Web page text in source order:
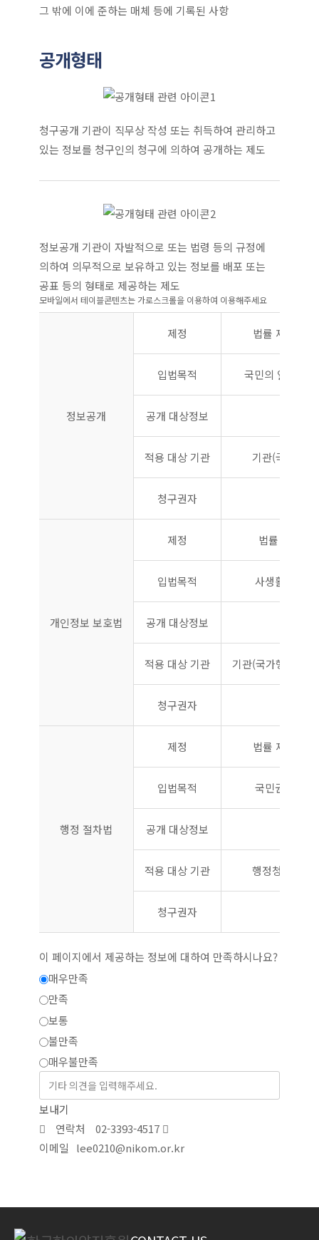
그 밖에 이에 준하는 매체 등에 기록된 사항
공개형태
청구공개 기관이 직무상 작성 또는 취득하여 관리하고
있는 정보를 청구인의 청구에 의하여 공개하는 제도
정보공개 기관이 자발적으로 또는 법령 등의 규정에
의하여 의무적으로 보유하고 있는 정보를 배포 또는
공표 등의 형태로 제공하는 제도
정보공개
제정 법률 제5242
입법목적 국민의 알 권리
공개 대상정보
적용 대상 기관 기관(국가, 지
청구권자
개인정보 보호법
제정 법률 제
입법목적 사생활의 비
공개 대상정보
적용 대상 기관 기관(국가행정기
청구권자
행정 절차법
제정 법률 제5241
입법목적 국민권익 사
공개 대상정보
적용 대상 기관 행정청(국가,
청구권자
이 페이지에서 제공하는 정보에 대하여 만족하시나요?
매우만족
만족
보통
불만족
매우불만족
보내기
연락처
02-3393-4517
이메일
lee0210@nikom.or.kr